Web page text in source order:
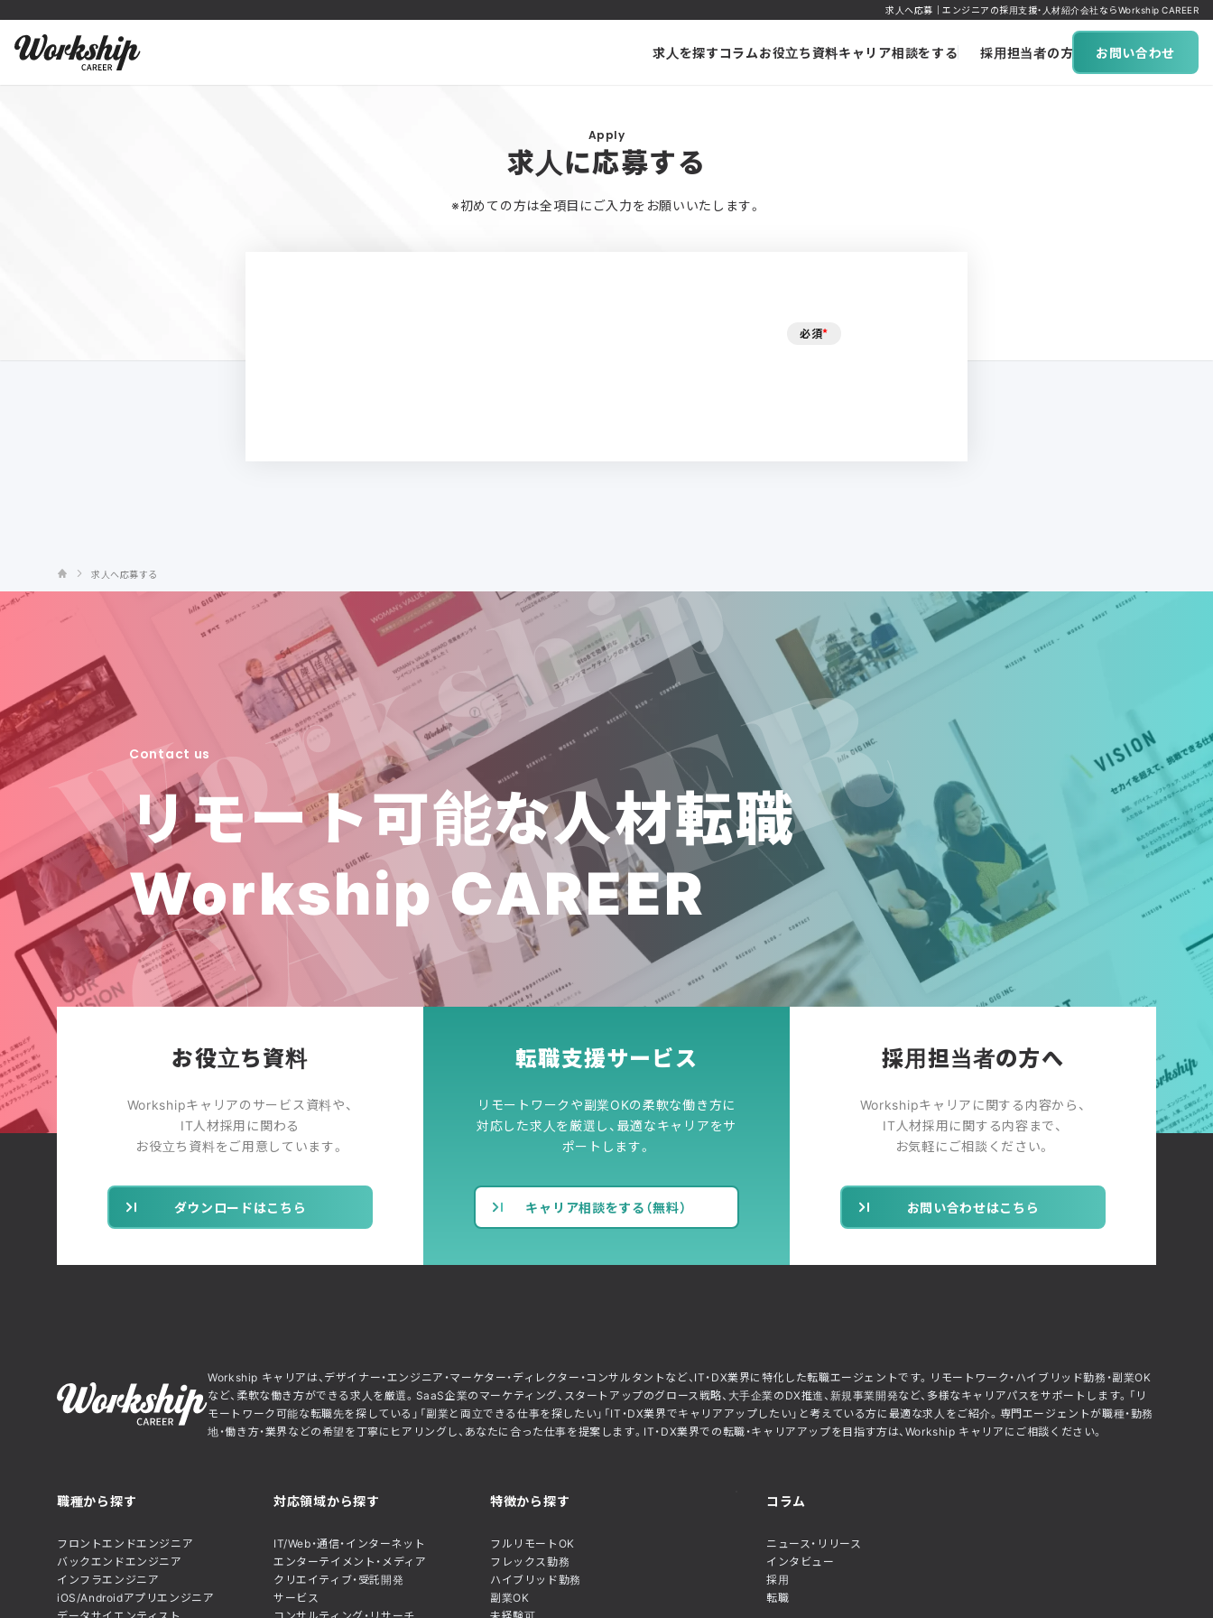
求人へ応募｜エンジニアの採用支援・人材紹介会社ならWorkship CAREER
求人を探すコラムお役立ち資料キャリア相談をする 採用担当者の方へ お問い合わせ
Apply
求人に応募する
※初めての方は全項目にご入力をお願いいたします。
必須*
求人へ応募する
Contact us
リモート可能な人材転職
Workship CAREER
お役立ち資料
Workshipキャリアのサービス資料や、
IT人材採用に関わる
お役立ち資料をご用意しています。
ダウンロードはこちら
転職支援サービス
リモートワークや副業OKの柔軟な働き方に
対応した求人を厳選し、最適なキャリアをサ
ポートします。
キャリア相談をする（無料）
採用担当者の方へ
Workshipキャリアに関する内容から、
IT人材採用に関する内容まで、
お気軽にご相談ください。
お問い合わせはこちら
Workship キャリアは、デザイナー・エンジニア・マーケター・ディレクター・コンサルタントなど、IT・DX業界に特化した転職エージェントです。リモートワーク・ハイブリッド勤務・副業OK
など、柔軟な働き方ができる求人を厳選。SaaS企業のマーケティング、スタートアップのグロース戦略、大手企業のDX推進、新規事業開発など、多様なキャリアパスをサポートします。「リ
モートワーク可能な転職先を探している」「副業と両立できる仕事を探したい」「IT・DX業界でキャリアアップしたい」と考えている方に最適な求人をご紹介。専門エージェントが職種・勤務
地・働き方・業界などの希望を丁寧にヒアリングし、あなたに合った仕事を提案します。IT・DX業界での転職・キャリアアップを目指す方は、Workship キャリアにご相談ください。
職種から探す
フロントエンドエンジニア
バックエンドエンジニア
インフラエンジニア
iOS/Androidアプリエンジニア
対応領域から探す
IT/Web・通信・インターネット
エンターテイメント・メディア
クリエイティブ・受託開発
サービス
特徴から探す
フルリモートOK
フレックス勤務
ハイブリッド勤務
副業OK
コラム
ニュース・リリース
インタビュー
採用
転職